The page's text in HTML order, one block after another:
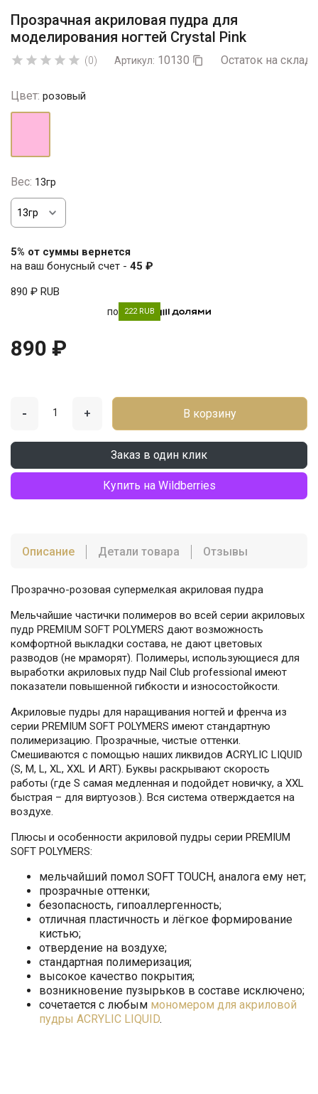
Прозрачная акриловая пудра для
моделирования ногтей Crystal Pink
     (0) Артикул: 10130  Остаток на
Цвет: розовый
Вес: 13гр
5% от суммы вернется
на ваш бонусный счет - 45 ₽
890 ₽ RUB
по 222 RUB
890 ₽
- + В корзину
Заказ в один клик
Купить на Wildberries
Описание Детали товара Отзывы
Прозрачно-розовая супермелкая акриловая пудра
Мельчайшие частички полимеров во всей серии акриловых
пудр PREMIUM SOFT POLYMERS дают возможность
комфортной выкладки состава, не дают цветовых
разводов (не мраморят). Полимеры, использующиеся для
выработки акриловых пудр Nail Club professional имеют
показатели повышенной гибкости и износостойкости.
Акриловые пудры для наращивания ногтей и френча из
серии PREMIUM SOFT POLYMERS имеют стандартную
полимеризацию. Прозрачные, чистые оттенки.
Смешиваются с помощью наших ликвидов АCRYLIC LIQUID
(S, M, L, XL, XXL И ART). Буквы раскрывают скорость
работы (где S самая медленная и подойдет новичку, а XXL
быстрая – для виртуозов.). Вся система отверждается на
воздухе.
Плюсы и особенности акриловой пудры серии PREMIUM
SOFT POLYMERS:
мельчайший помол SOFT TOUCH, аналога ему нет;
прозрачные оттенки;
безопасность, гипоаллергенность;
отличная пластичность и лёгкое формирование
кистью;
отвердение на воздухе;
стандартная полимеризация;
высокое качество покрытия;
возникновение пузырьков в составе исключено;
сочетается с любым мономером для акриловой
пудры АCRYLIC LIQUID.